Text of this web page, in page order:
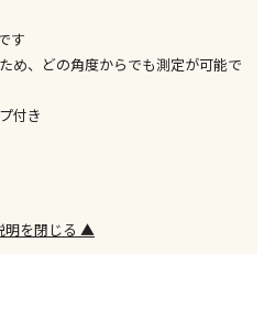
取ができる商品です（宅配便での
）
入はできません。お手数です
分けてお買い求めください
引換は選択できません。
す
め、どの角度からでも測定が可能で
付き
明を閉じる ▲